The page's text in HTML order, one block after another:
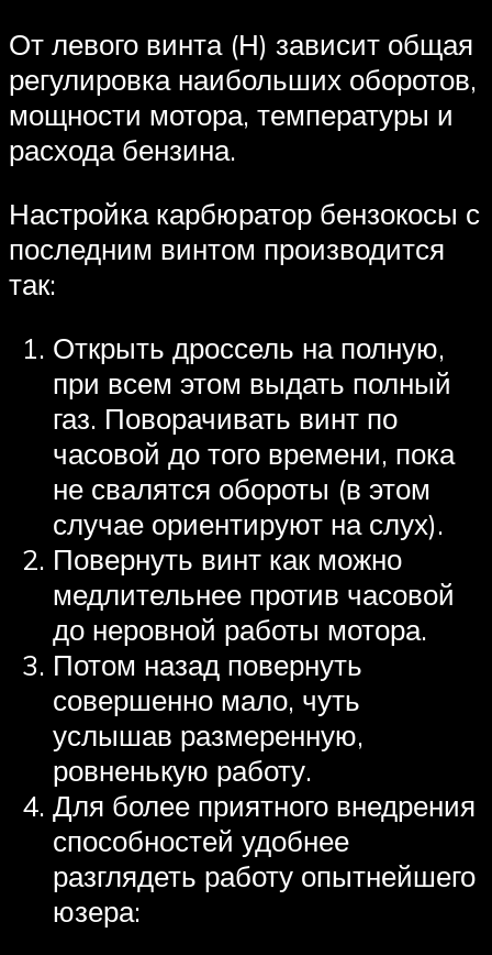
От левого винта (Н) зависит общая
регулировка наибольших оборотов,
мощности мотора, температуры и
расхода бензина.
Настройка карбюратор бензокосы с
последним винтом производится
так:
Открыть дроссель на полную,
при всем этом выдать полный
газ. Поворачивать винт по
часовой до того времени, пока
не свалятся обороты (в этом
случае ориентируют на слух).
Повернуть винт как можно
медлительнее против часовой
до неровной работы мотора.
Потом назад повернуть
совершенно мало, чуть
услышав размеренную,
ровненькую работу.
Для более приятного внедрения
способностей удобнее
разглядеть работу опытнейшего
юзера: